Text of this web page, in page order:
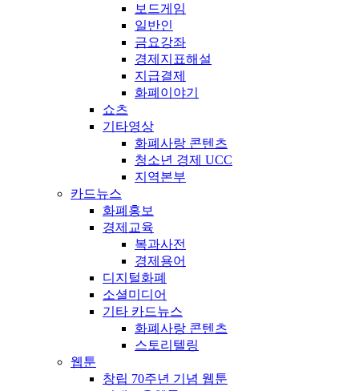
보드게임
일반인
금요강좌
경제지표해설
지급결제
화폐이야기
쇼츠
기타영상
화폐사랑 콘텐츠
청소년 경제 UCC
지역본부
카드뉴스
화폐홍보
경제교육
복과사전
경제용어
디지털화폐
소셜미디어
기타 카드뉴스
화폐사랑 콘텐츠
스토리텔링
웹툰
창립 70주년 기념 웹툰